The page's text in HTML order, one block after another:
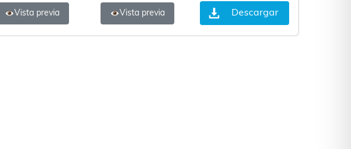
Vista previa Vista previa Descargar